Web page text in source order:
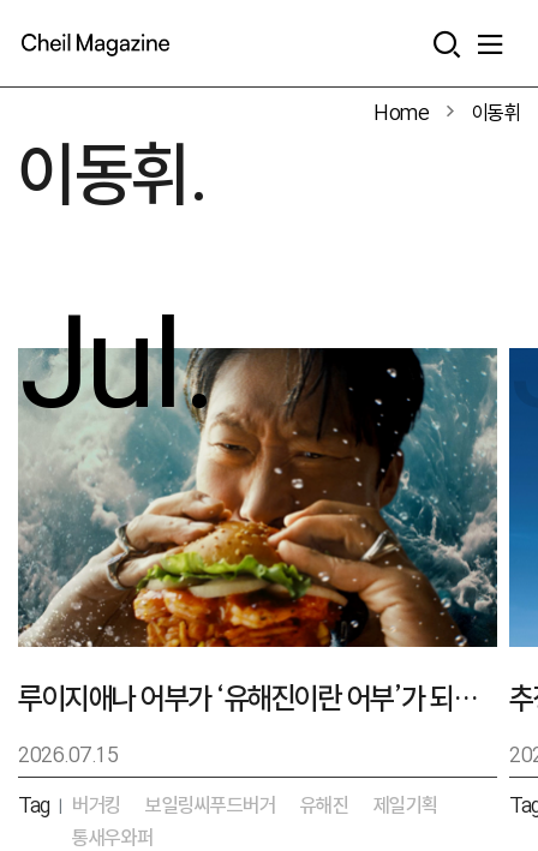
Home 이동휘
이동휘.
Jul.
루이지애나 어부가 ‘유해진이란 어부’가 되기까지 – 버거킹 보일링씨푸드버거 캠페인
2026.07.15
Tag | 버거킹 보일링씨푸드버거 유해진
제일기획
통새우와퍼